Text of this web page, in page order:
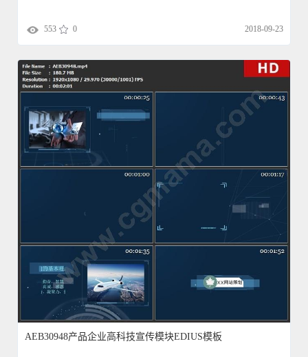
553 0 2018-09-23
AEB30948产品企业高科技宣传模块EDIUS模板